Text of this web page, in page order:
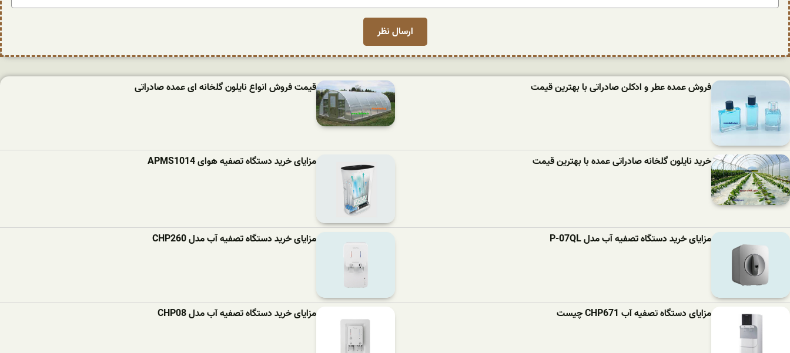
فروش عمده عطر و ادکلن صادراتی با بهترین قیمت قیمت فروش انواع نایلون گلخانه ای عمده صادراتی
خرید نایلون گلخانه صادراتی عمده با بهترین قیمت مزایای خرید دستگاه تصفیه هوای APMS1014
مزایای خرید دستگاه تصفیه آب مدل P-07QL مزایای خرید دستگاه تصفیه آب مدل CHP260
مزایای دستگاه تصفیه آب CHP671 چیست مزایای خرید دستگاه تصفیه آب مدل CHP08